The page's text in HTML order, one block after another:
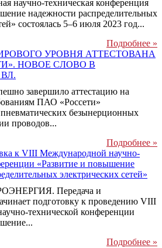
научно-техническая конференция
надежности распределительных
состоялась 5–6 июля 2023 год...
Подробнее »
УРОВНЯ АТТЕСТОВАНА
НОВОЕ СЛОВО В
завершило аттестацию на
ПАО «Россети»
безынерционных
проводов...
Подробнее »
к VIII Международной научно-
«Развитие и повышение
электрических сетей»
Передача и
подготовку к проведению VIII
технической конференции
Подробнее »